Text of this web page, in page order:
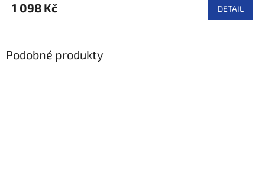
1 098 Kč DETAIL
Podobné produkty